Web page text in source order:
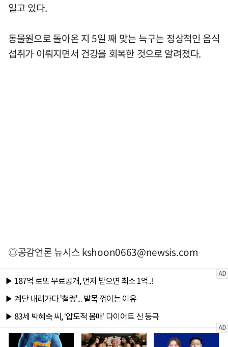
일고 있다.
동물원으로 돌아온 지 5일 째 맞는 늑구는 정상적인 음식
섭취가 이뤄지면서 건강을 회복한 것으로 알려졌다.
◎공감언론 뉴시스kshoon0663@newsis.com